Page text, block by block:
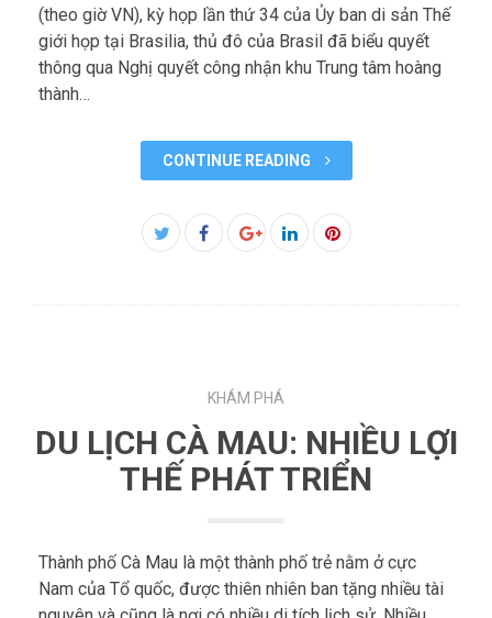
(theo giờ VN), kỳ họp lần thứ 34 của Ủy ban di sản Thế
giới họp tại Brasilia, thủ đô của Brasil đã biểu quyết
thông qua Nghị quyết công nhận khu Trung tâm hoàng
thành…
CONTINUE READING
Facebook
KHÁM PHÁ
DU LỊCH CÀ MAU: NHIỀU LỢI
THẾ PHÁT TRIỂN
Thành phố Cà Mau là một thành phố trẻ nằm ở cực
Nam của Tổ quốc, được thiên nhiên ban tặng nhiều tài